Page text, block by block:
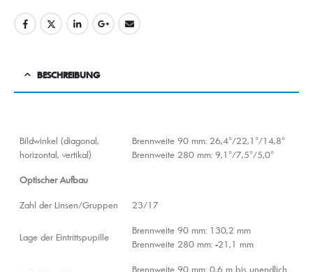
BESCHREIBUNG
Bildwinkel (diagonal,
horizontal, vertikal)
Brennweite 90 mm: 26,4°/22,1°/14,8°
Brennweite 280 mm: 9,1°/7,5°/5,0°
Optischer Aufbau
Zahl der Linsen/Gruppen 23/17
Lage der Eintrittspupille
Brennweite 90 mm: 130,2 mm
Brennweite 280 mm: -21,1 mm
Brennweite 90 mm: 0,6 m bis unendlich